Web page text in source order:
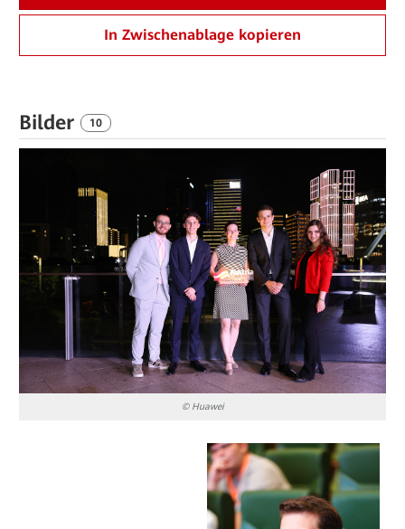
In Zwischenablage kopieren
Bilder 10
© Huawei